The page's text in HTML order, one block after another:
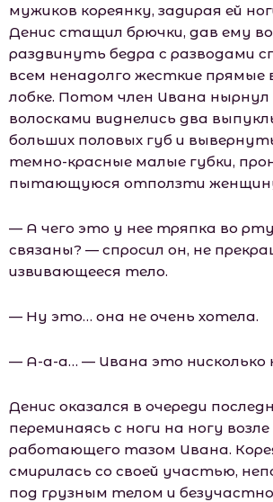
мужиков кореянку, задирая ей
Денис стащил брючки, дав ему
раздвинуть бедра с разводами
всем ненадолго жесткие прямые
лобке. Потом член Ивана нырнул
волосками виднелись два
больших половых губ и
темно-красные малые губки,
пытающуюся отползти
— А чего это у нее тряпка во
связаны? — спросил он, не
извивающееся тело.
— Ну это… она не очень хотела.
— А-а-а… — Ивана это нисколько
Денис оказался в очереди
переминаясь с ноги на ногу возле
работающего тазом Ивана.
смирилась со своей участью,
под грузным телом и